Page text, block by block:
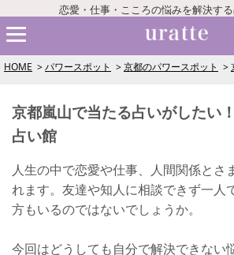
恋愛・仕事・こころの悩みを解決す
HOME パワースポット 京都のパワースポット
京都嵐山で当たる占いがしたい
占い館
人生の中で恋愛や仕事、人間関係とさ
れます。友達や知人に相談できず一人
方もいるのではないでしょうか。
今回はどうしても自分で解決できない